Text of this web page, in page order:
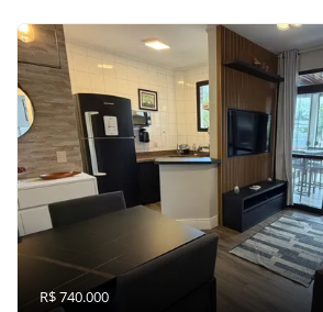
R$ 740.000